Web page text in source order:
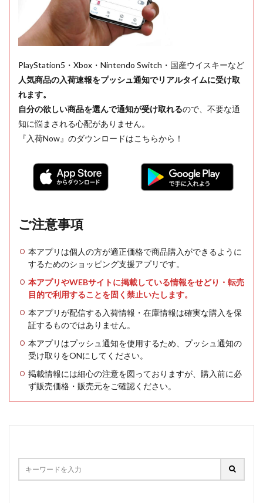
PlayStation5・Xbox・Nintendo Switch・国産ウイスキーなど
人気商品の入荷速報をプッシュ通知でリアルタイムに受け取
れます。
自分の欲しい商品を選んで通知が受け取れるので、不要な通
知に悩まされる心配がありません。
『入荷Now』のダウンロードはこちらから！
ご注意事項
本アプリは個人の方が適正価格で商品購入ができるように
するためのショッピング支援アプリです。
本アプリやWEBサイトに掲載している情報をせどり・転売
目的で利用することを固く禁止いたします。
本アプリが配信する入荷情報・在庫情報は確実な購入を保
証するものではありません。
本アプリはプッシュ通知を使用するため、プッシュ通知の
受け取りをONにしてください。
掲載情報には細心の注意を図っておりますが、購入前に必
ず販売価格・販売元をご確認ください。